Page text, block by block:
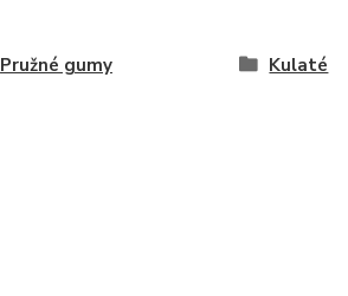
Pružné gumy Kulaté